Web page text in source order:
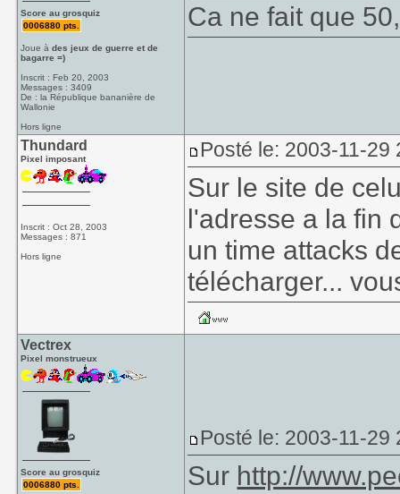
Score au grosquiz
0006880 pts.
Joue àdes jeux de guerre et de
bagarre =)
Inscrit : Feb 20, 2003
Messages : 3409
De : la République bananière de
Wallonie
Hors ligne
Ca ne fait que
Thundard
Pixel imposant
Inscrit : Oct 28, 2003
Messages : 871
Hors ligne
Posté le: 2003-11-29
Sur le site de
l'adresse a la fin
un time attacks
télécharger...
Vectrex
Pixel monstrueux
Score au grosquiz
0006880 pts.
Posté le: 2003-11-29
Sur http://